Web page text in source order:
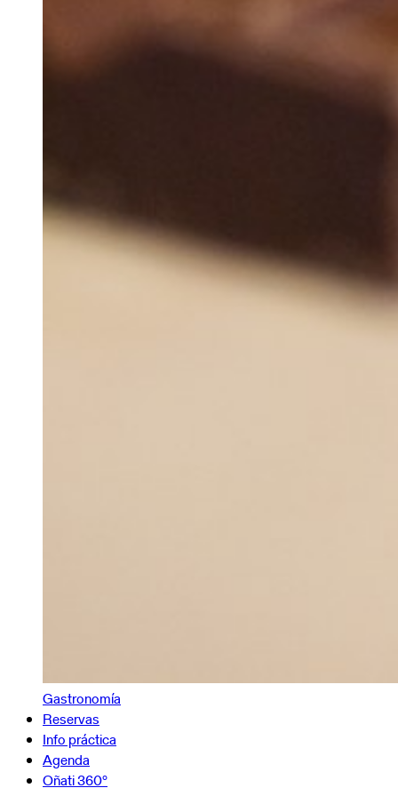
Gastronomía
Reservas
Info práctica
Agenda
Oñati 360º